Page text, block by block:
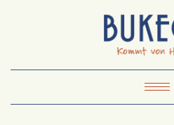
Pinterest
To
Impressum